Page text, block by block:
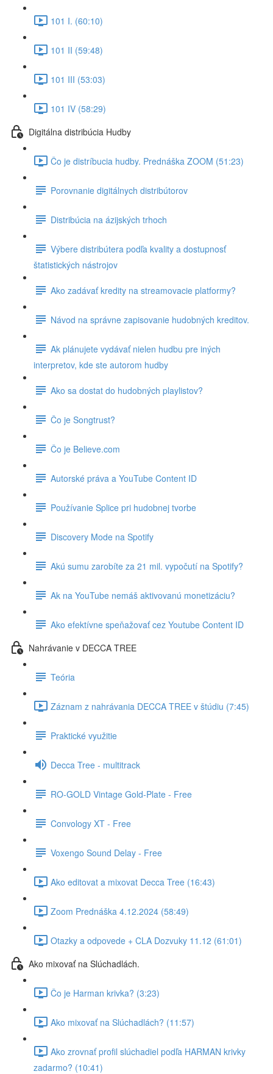
101 I. (60:10)
101 II (59:48)
101 III (53:03)
101 IV (58:29)
Digitálna distribúcia Hudby
Čo je distríbucia hudby. Prednáška ZOOM (51:23)
Porovnanie digitálnych distribútorov
Distribúcia na ázijských trhoch
Výbere distribútera podľa kvality a dostupnosť
štatistických nástrojov
Ako zadávať kredity na streamovacie platformy?
Návod na správne zapisovanie hudobných kreditov.
Ak plánujete vydávať nielen hudbu pre iných
interpretov, kde ste autorom hudby
Ako sa dostat do hudobných playlistov?
Čo je Songtrust?
Čo je Believe.com
Autorské práva a YouTube Content ID
Používanie Splice pri hudobnej tvorbe
Discovery Mode na Spotify
Akú sumu zarobíte za 21 mil. vypočutí na Spotify?
Ak na YouTube nemáš aktivovanú monetizáciu?
Ako efektívne speňažovať cez Youtube Content ID
Nahrávanie v DECCA TREE
Teória
Záznam z nahrávania DECCA TREE v štúdiu (7:45)
Praktické využitie
Decca Tree - multitrack
RO-GOLD Vintage Gold-Plate - Free
Convology XT - Free
Voxengo Sound Delay - Free
Ako editovat a mixovat Decca Tree (16:43)
Zoom Prednáška 4.12.2024 (58:49)
Otazky a odpovede + CLA Dozvuky 11.12 (61:01)
Ako mixovať na Slúchadlách.
Čo je Harman krivka? (3:23)
Ako mixovať na Slúchadlách? (11:57)
Ako zrovnať profil slúchadiel podľa HARMAN krivky
zadarmo? (10:41)